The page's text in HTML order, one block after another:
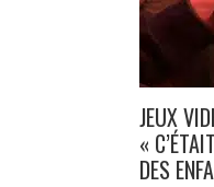
JEUX
«
DES